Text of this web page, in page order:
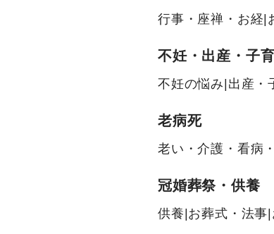
行事・座禅・お経
不妊・出産・子
不妊の悩み 出産・
老病死
老い・介護・看病
冠婚葬祭・供養
供養 お葬式・法事